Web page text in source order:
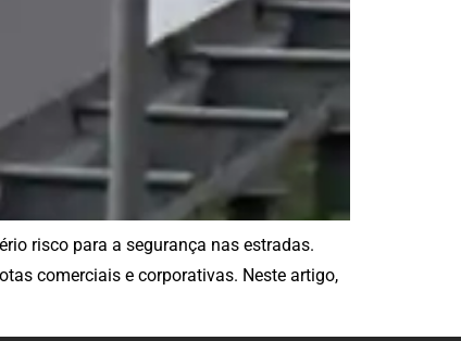
risco para a segurança nas estradas.
comerciais e corporativas. Neste artigo,